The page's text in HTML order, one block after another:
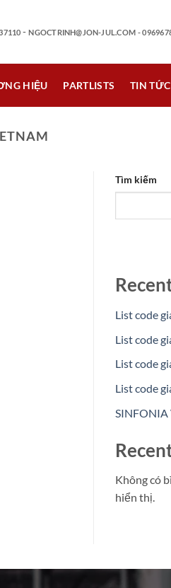
-NGOCTRINH@JON-JUL.COM -
HIỆU PARTLISTS TIN TỨC
Tìm kiếm
List code
List code
List code
List code
Không có
hiển thị.